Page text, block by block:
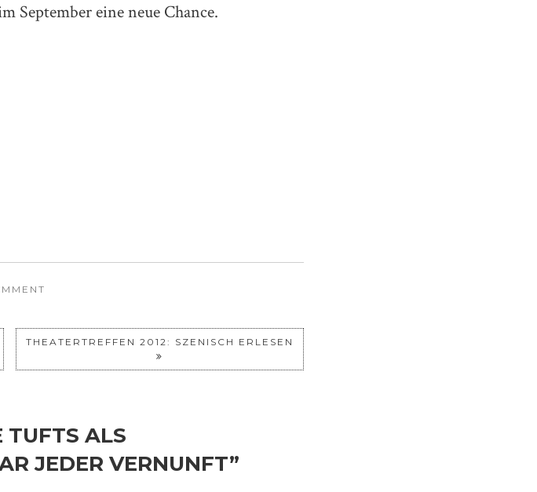
September eine neue Chance.
THEATERTREFFEN 2012: SZENISCH ERLESEN
TUFTS ALS
JEDER VERNUNFT”